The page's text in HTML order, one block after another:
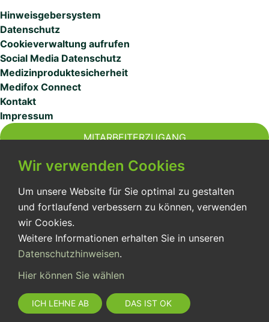
Hinweisgebersystem
Datenschutz
Cookieverwaltung aufrufen
Social Media Datenschutz
Medizinproduktesicherheit
Medifox Connect
Kontakt
Impressum
MITARBEITERZUGANG
Der Intensivpflegedienst Linimed Bayern wurde 1987
gegründet. Wir stehen für optimale außerklinische
Versorgung unserer Patient:innen.
Wir verwenden Cookies
Um unsere Website für Sie optimal zu gestalten
und fortlaufend verbessern zu können, verwenden
wir Cookies.
Weitere Informationen erhalten Sie in unseren
Datenschutzhinweisen.
Hier können Sie wählen
ICH LEHNE AB DAS IST OK